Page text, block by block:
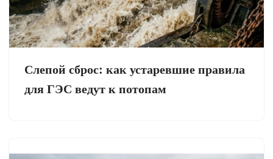
Слепой сброс: как устаревшие правила
для ГЭС ведут к потопам